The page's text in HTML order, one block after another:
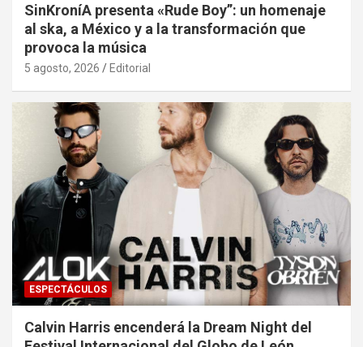
SinKroníA presenta «Rude Boy”: un homenaje
al ska, a México y a la transformación que
provoca la música
5 agosto, 2026 Editorial
ESPECTÁCULOS
Calvin Harris encenderá la Dream Night del